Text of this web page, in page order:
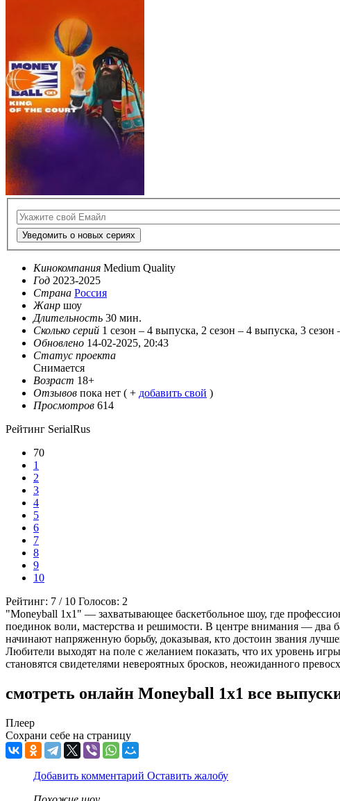
Уведомить о новых сериях
Кинокомпания Medium Quality
Год 2023-2025
Страна Россия
Жанр шоу
Длительность 30 мин.
Сколько серий 1 сезон – 4 выпуска, 2 сезон – 4 выпуска, 3
Обновлено 14-02-2025, 20:43
Статус проекта
Снимается
Возраст 18+
Отзывов пока нет ( + добавить свой )
Просмотров 614
Рейтинг SerialRus
70
1
2
3
4
5
6
7
8
9
10
Рейтинг: 7 / 10 Голосов: 2
"Moneyball 1x1" — захватывающее баскетбольное шоу, где
поединок воли, мастерства и решимости. В центре внимания — два
начинают напряженную борьбу, доказывая, кто достоин звания
Любители выходят на поле с желанием показать, что их уровень
становятся свидетелями невероятных бросков, неожиданного
смотреть онлайн Moneyball 1x1 все
Плеер
Сохрани себе на страницу
Добавить комментарий Оставить жалобу